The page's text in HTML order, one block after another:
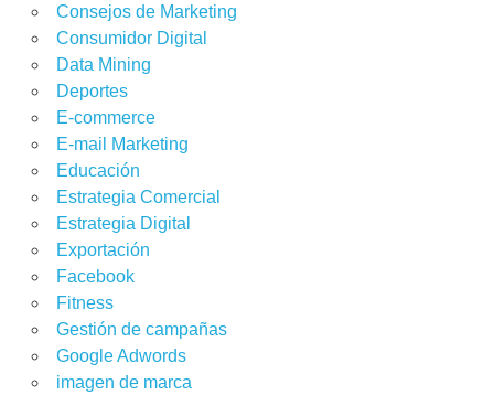
Consejos de Marketing
Consumidor Digital
Data Mining
Deportes
E-commerce
E-mail Marketing
Educación
Estrategia Comercial
Estrategia Digital
Exportación
Facebook
Fitness
Gestión de campañas
Google Adwords
imagen de marca